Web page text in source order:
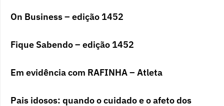
On Business – edição 1452
Fique Sabendo – edição 1452
Em evidência com RAFINHA – Atleta
Pais idosos: quando o cuidado e o afeto dos